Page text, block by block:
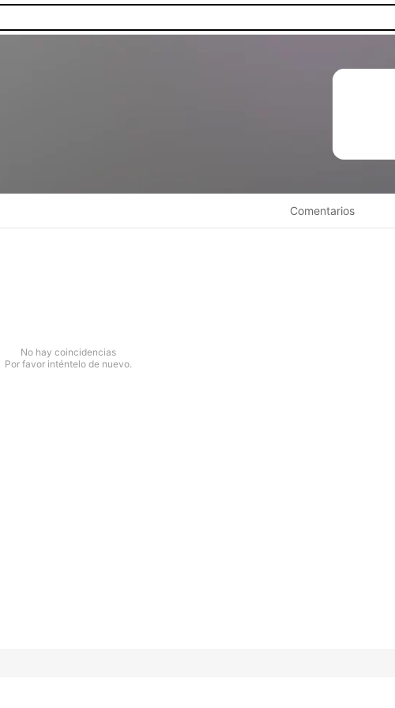
Comentarios
No hay coincidencias
Por favor inténtelo de nuevo.